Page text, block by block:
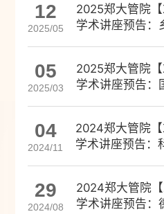
12
2025/05
2025郑大管院【
学术讲座预告：
05
2025/03
2025郑大管院【
学术讲座预告：
04
2024/11
2024郑大管院【
学术讲座预告：
29
2024/08
2024郑大管院【
学术讲座预告：